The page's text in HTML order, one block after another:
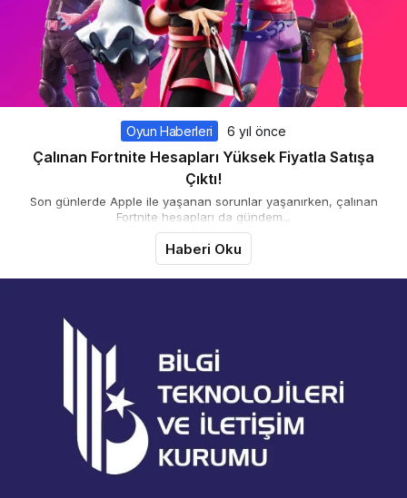
Oyun Haberleri 6 yıl önce
Çalınan Fortnite Hesapları Yüksek Fiyatla Satışa
Çıktı!
Son günlerde Apple ile yaşanan sorunlar yaşanırken, çalınan
Fortnite hesapları da gündem...
Haberi Oku